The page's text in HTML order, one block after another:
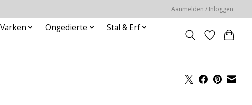
Aanmelden / Inloggen
Varken Ongedierte
Stal & Erf